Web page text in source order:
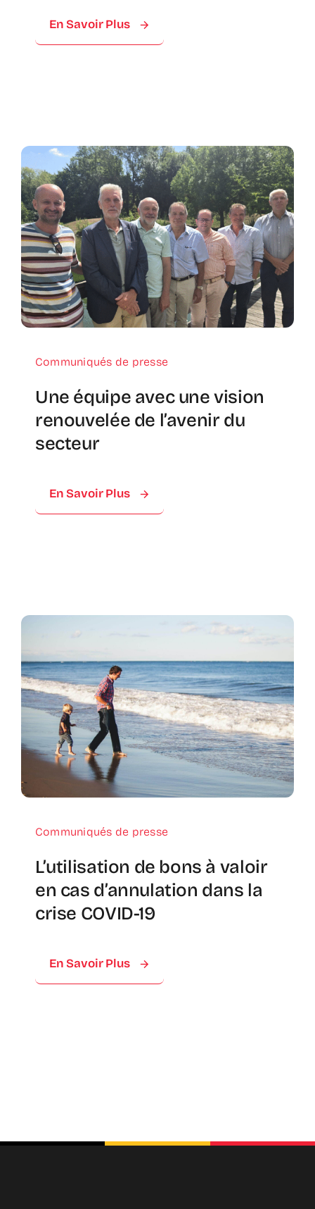
En Savoir Plus
Communiqués de presse
Une équipe avec une vision
renouvelée de l’avenir du
secteur
En Savoir Plus
Communiqués de presse
L’utilisation de bons à valoir
en cas d’annulation dans la
crise COVID-19
En Savoir Plus